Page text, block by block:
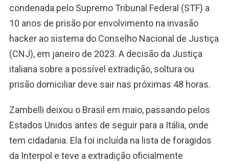
condenada pelo Supremo Tribunal Federal (STF) a
10 anos de prisão por envolvimento na invasão
hacker ao sistema do Conselho Nacional de Justiça
(CNJ), em janeiro de 2023. A decisão da Justiça
italiana sobre a possível extradição, soltura ou
prisão domiciliar deve sair nas próximas 48 horas.
Zambelli deixou o Brasil em maio, passando pelos
Estados Unidos antes de seguir para a Itália, onde
tem cidadania. Ela foi incluída na lista de foragidos
da Interpol e teve a extradição oficialmente